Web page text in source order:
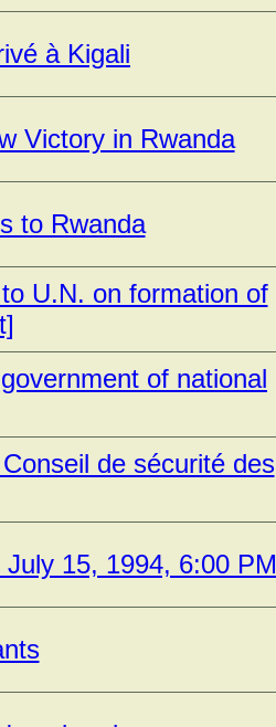
à Kigali
Victory in Rwanda
to Rwanda
U.N. on formation of
of national
de sécurité des
15, 1994, 6:00 PM